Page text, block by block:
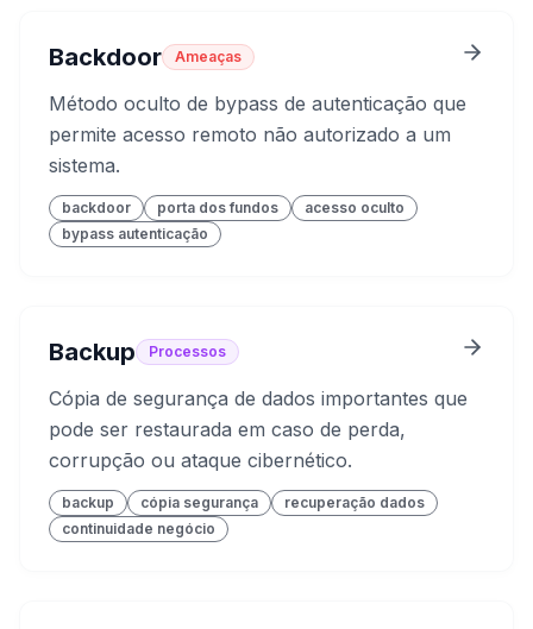
Backdoor Ameaças
Método oculto de bypass de autenticação que
permite acesso remoto não autorizado a um
sistema.
backdoor porta dos fundos
acesso oculto
bypass autenticação
Backup Processos
Cópia de segurança de dados importantes que
pode ser restaurada em caso de perda,
corrupção ou ataque cibernético.
backup cópia segurança
recuperação dados
continuidade negócio